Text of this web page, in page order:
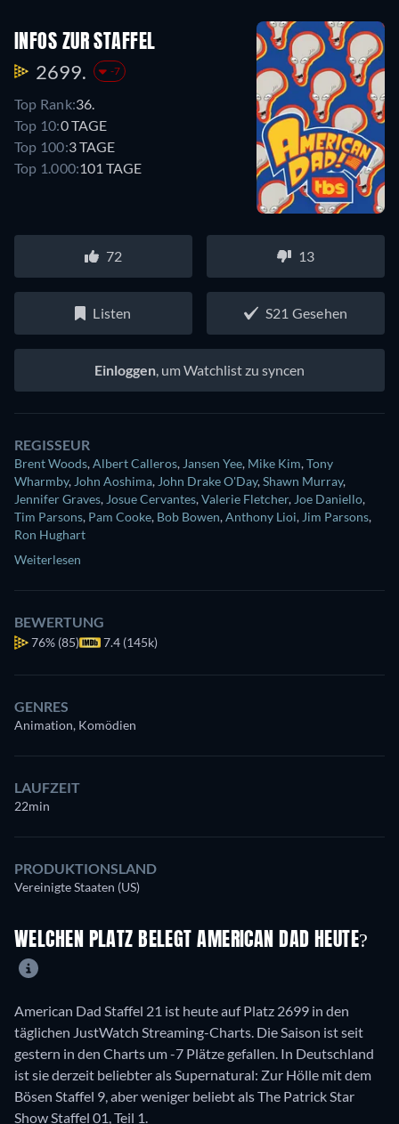
INFOS ZUR STAFFEL
2699. -7
Top Rank:36.
Top 10:0 TAGE
Top 100:3 TAGE
Top 1.000:101 TAGE
72 13
Listen S21 Gesehen
Einloggen, um Watchlist zu syncen
REGISSEUR
Brent Woods,Albert Calleros, Jansen Yee, Mike Kim,Tony
Wharmby, John Aoshima, John Drake O'Day,Shawn Murray,
Jennifer Graves, Josue Cervantes,Valerie Fletcher, Joe Daniello,
Tim Parsons, Pam Cooke, Bob Bowen,Anthony Lioi, Jim Parsons,
Ron Hughart
Weiterlesen
BEWERTUNG
76% (85) 7.4 (145k)
GENRES
Animation, Komödien
LAUFZEIT
22min
PRODUKTIONSLAND
Vereinigte Staaten (US)
WELCHEN PLATZ BELEGT AMERICAN DAD HEUTE?
American Dad Staffel 21 ist heute auf Platz 2699 in den
täglichen JustWatch Streaming-Charts. Die Saison ist seit
gestern in den Charts um -7 Plätze gefallen. In Deutschland
ist sie derzeit beliebter als Supernatural: Zur Hölle mit dem
Bösen Staffel 9, aber weniger beliebt als The Patrick Star
Show Staffel 01, Teil 1.